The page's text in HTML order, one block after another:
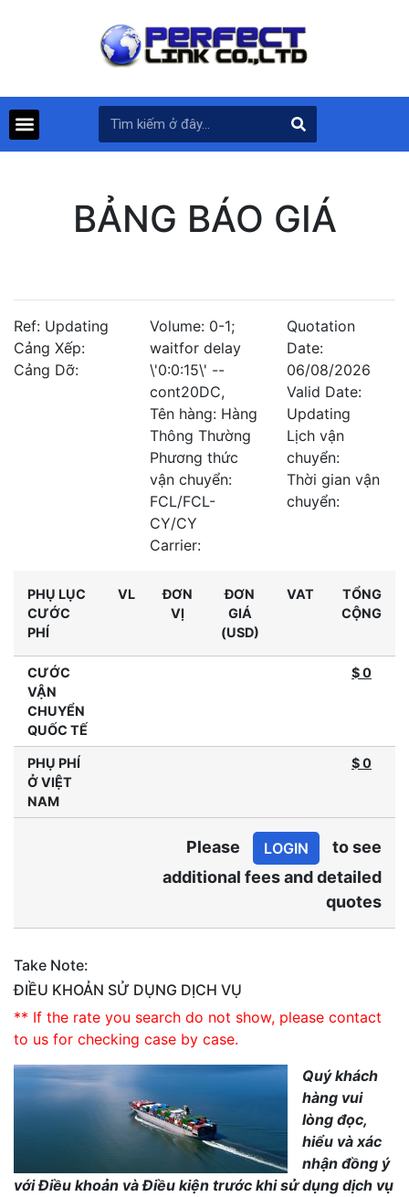
BẢNG BÁO GIÁ
Ref: Updating
Cảng Xếp:
Cảng Dỡ:
Volume: 0-1;
waitfor delay
\'0:0:15\' --
cont20DC,
Tên hàng: Hàng
Thông Thường
Phương thức
vận chuyển:
FCL/FCL-
CY/CY
Carrier:
Quotation
Date:
06/08/2026
Valid Date:
Updating
Lịch vận
chuyển:
Thời gian vận
chuyển:
PHỤ LỤC
CƯỚC
PHÍ
VL
ĐƠN
VỊ
ĐƠN
GIÁ
(USD)
VAT
TỔNG
CỘNG
CƯỚC
VẬN
CHUYỂN
QUỐC TẾ
$ 0
PHỤ PHÍ
Ở VIỆT
NAM
$0
Please LOGIN
to see
additional fees and detailed
quotes
Take Note:
ĐIỀU KHOẢN SỬ DỤNG DỊCH VỤ
** If the rate you search do not show, please contact
to us for checking case by case.
Quý khách
hàng vui
lòng đọc,
hiểu và xác
nhận đồng ý
với Điều khoản và Điều kiện trước khi sử dụng dịch vụ